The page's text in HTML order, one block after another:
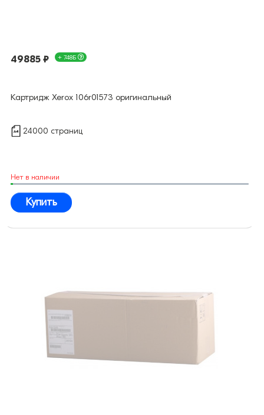
49885 ₽ + 748Б
Картридж Xerox 106r01573 оригинальный
24000 страниц
Нет в наличии
Купить